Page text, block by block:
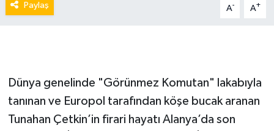
Paylaş A- A+
Dünya genelinde "Görünmez Komutan" lakabıyla
tanınan ve Europol tarafından köşe bucak aranan
Tunahan Çetkin’in firari hayatı Alanya’da son